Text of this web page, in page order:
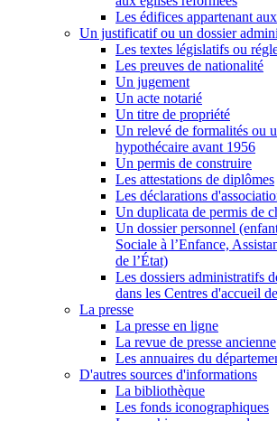
Les édifices appartenant
Un justificatif ou un dossier
Les textes législatifs ou
Les preuves de nationalité
Un jugement
Un acte notarié
Un titre de propriété
Un relevé de formalités ou
hypothécaire avant 1956
Un permis de construire
Les attestations de diplômes
Les déclarations
Un duplicata de permis de
Un dossier personnel
Sociale à l’Enfance,
de l’État)
Les dossiers administratifs
dans les Centres d'accueil
La presse
La presse en ligne
La revue de presse ancienne
Les annuaires du
D'autres sources d'informations
La bibliothèque
Les fonds iconographiques